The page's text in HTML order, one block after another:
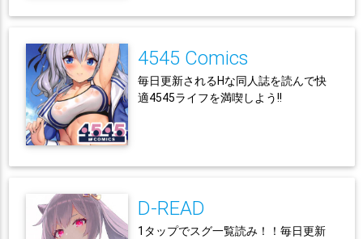
4545 Comics
毎日更新されるHな同人誌を読んで快
適4545ライフを満喫しよう!!
D-READ
1タップでスグ一覧読み！！毎日更新